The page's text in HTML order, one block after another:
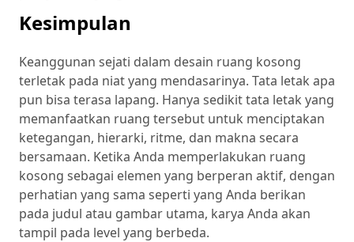
Kesimpulan
Keanggunan sejati dalam desain ruang kosong
terletak pada niat yang mendasarinya. Tata letak apa
pun bisa terasa lapang. Hanya sedikit tata letak yang
memanfaatkan ruang tersebut untuk menciptakan
ketegangan, hierarki, ritme, dan makna secara
bersamaan. Ketika Anda memperlakukan ruang
kosong sebagai elemen yang berperan aktif, dengan
perhatian yang sama seperti yang Anda berikan
pada judul atau gambar utama, karya Anda akan
tampil pada level yang berbeda.